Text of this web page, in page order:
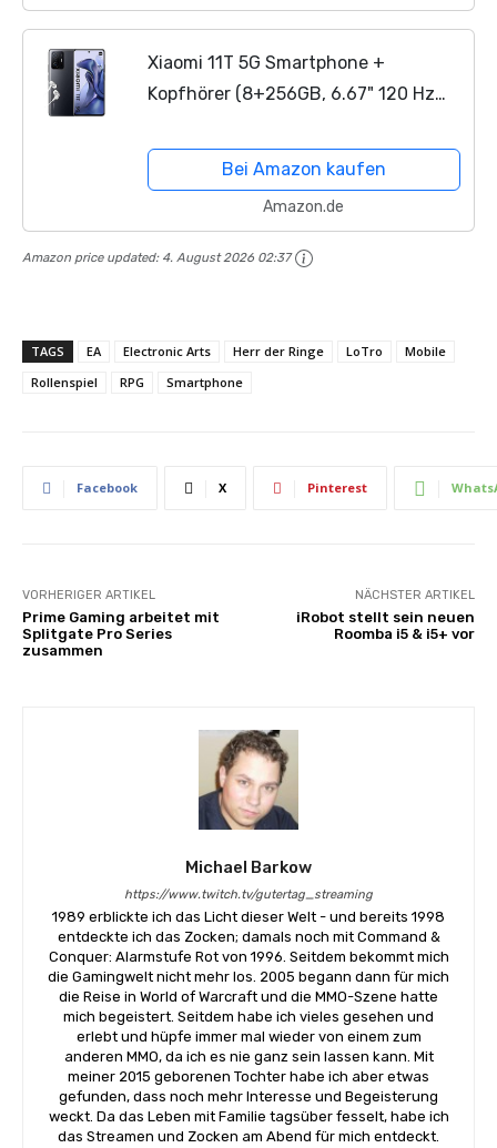
Xiaomi 11T 5G Smartphone +
Kopfhörer (8+256GB, 6.67" 120 Hz
108MP in Profiqualität, MediaTek
Dimensity 1200-Ultra, 67W Turbo...
Bei Amazon kaufen
Amazon.de
Amazon price updated: 4. August 2026 02:37
TAGS EA Electronic Arts Herr der Ringe LoTro
Mobile
Rollenspiel
RPG Smartphone
Facebook X Pinterest
VORHERIGER ARTIKEL
Prime Gaming arbeitet mit
Splitgate Pro Series
zusammen
NÄCHSTER ARTIKEL
iRobot stellt sein neuen
Roomba i5 & i5+ vor
Michael Barkow
https://www.twitch.tv/gutertag_streaming
1989 erblickte ich das Licht dieser Welt - und bereits 1998
entdeckte ich das Zocken; damals noch mit Command &
Conquer: Alarmstufe Rot von 1996. Seitdem bekommt mich
die Gamingwelt nicht mehr los. 2005 begann dann für mich
die Reise in World of Warcraft und die MMO-Szene hatte
mich begeistert. Seitdem habe ich vieles gesehen und
erlebt und hüpfe immer mal wieder von einem zum
anderen MMO, da ich es nie ganz sein lassen kann. Mit
meiner 2015 geborenen Tochter habe ich aber etwas
gefunden, dass noch mehr Interesse und Begeisterung
weckt. Da das Leben mit Familie tagsüber fesselt, habe ich
das Streamen und Zocken am Abend für mich entdeckt.